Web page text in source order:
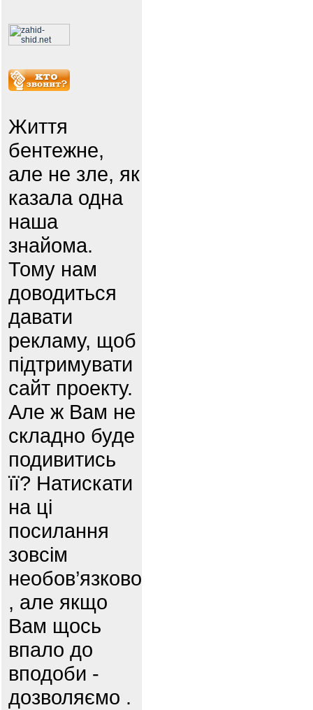
Життя
бентежне,
але не зле, як
казала одна
наша
знайома.
Тому нам
доводиться
давати
рекламу, щоб
підтримувати
сайт проекту.
Але ж Вам не
складно буде
подивитись
її? Натискати
на ці
посилання
зовсім
необов’язково
, але якщо
Вам щось
впало до
вподоби -
дозволяємо .